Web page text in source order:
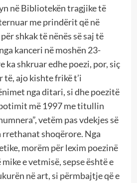
në Bibliotekën tragjike të
me prindërit që në
shkak të nënës së saj të
kanceri në moshën 23-
ka shkruar edhe poezi, por, siç
ajo kishte frikë t’i
nga ditari, si dhe poezitë
më 1997 me titullin
vetëm pas vdekjes së
rrethanat shoqërore. Nga
morëm për lexim poezinë
e vetmisë, sepse është e
në art, si përmbajtje që e